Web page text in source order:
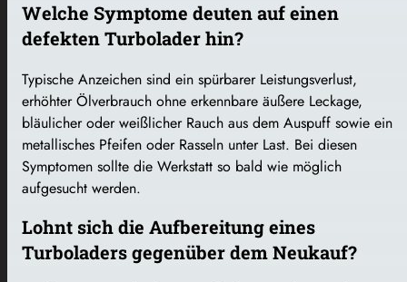
Welche Symptome deuten auf einen
defekten Turbolader hin?
Typische Anzeichen sind ein spürbarer Leistungsverlust,
erhöhter Ölverbrauch ohne erkennbare äußere Leckage,
bläulicher oder weißlicher Rauch aus dem Auspuff sowie ein
metallisches Pfeifen oder Rasseln unter Last. Bei diesen
Symptomen sollte die Werkstatt so bald wie möglich
aufgesucht werden.
Lohnt sich die Aufbereitung eines
Turboladers gegenüber dem Neukauf?